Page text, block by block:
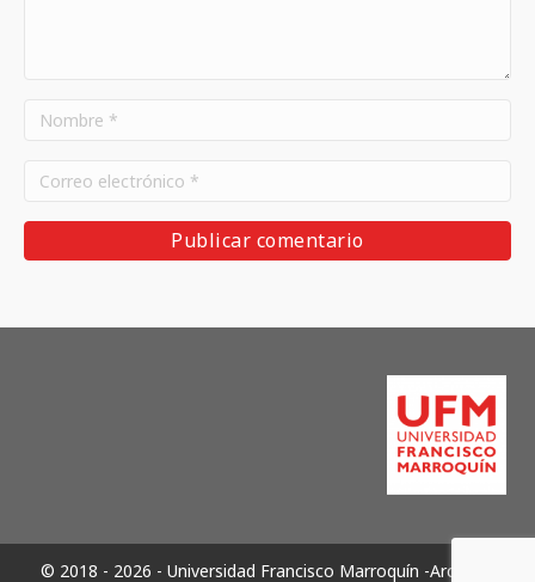
© 2018 - 2026 - Universidad Francisco Marroquín -Archivos